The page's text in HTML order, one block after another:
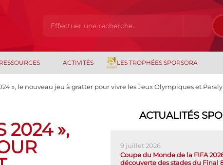
RESSOURCES ACTIVITÉS LES TROPHÉES SPORSORA
», le nouveau jeu à gratter pour vivre les Jeux Olympiques et
2024 »,
ACTUALITÉS
9 juillet 2026
Coupe du Monde de la FIFA
découverte des stades du Final